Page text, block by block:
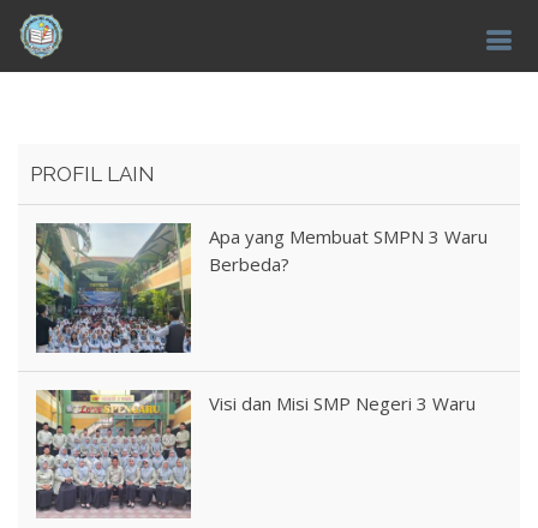
PROFIL LAIN
Apa yang Membuat SMPN 3 Waru
Berbeda?
Visi dan Misi SMP Negeri 3 Waru